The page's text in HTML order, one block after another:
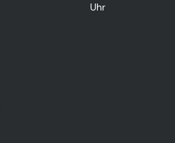
Uhr